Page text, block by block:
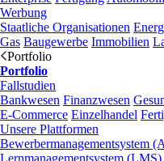
Werbung
Staatliche Organisationen
Gas Baugewerbe Immobilien
Portfolio
Portfolio
Fallstudien
Bankwesen Finanzwesen
E-Commerce Einzelhandel
Unsere Plattformen
Bewerbermanagementsystem
Lernmanagementsystem (LMS)